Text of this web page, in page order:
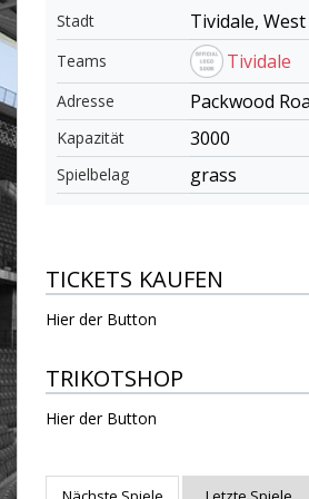
Stadt Tividale,
Teams Tividale
Adresse Packwood
Kapazität 3000
Spielbelag grass
TICKETS KAUFEN
Hier der Button
TRIKOTSHOP
Hier der Button